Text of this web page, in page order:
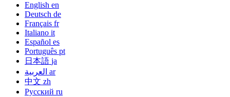
English en
Deutsch de
Français fr
Italiano it
Español es
Português pt
日本語 ja
ar
中文 zh
Русский ru